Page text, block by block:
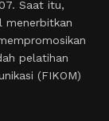
Saat itu,
menerbitkan
pelatihan
(FIKOM)